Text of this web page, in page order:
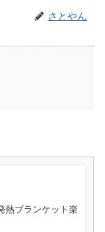
さとやん
熱ブランケット楽